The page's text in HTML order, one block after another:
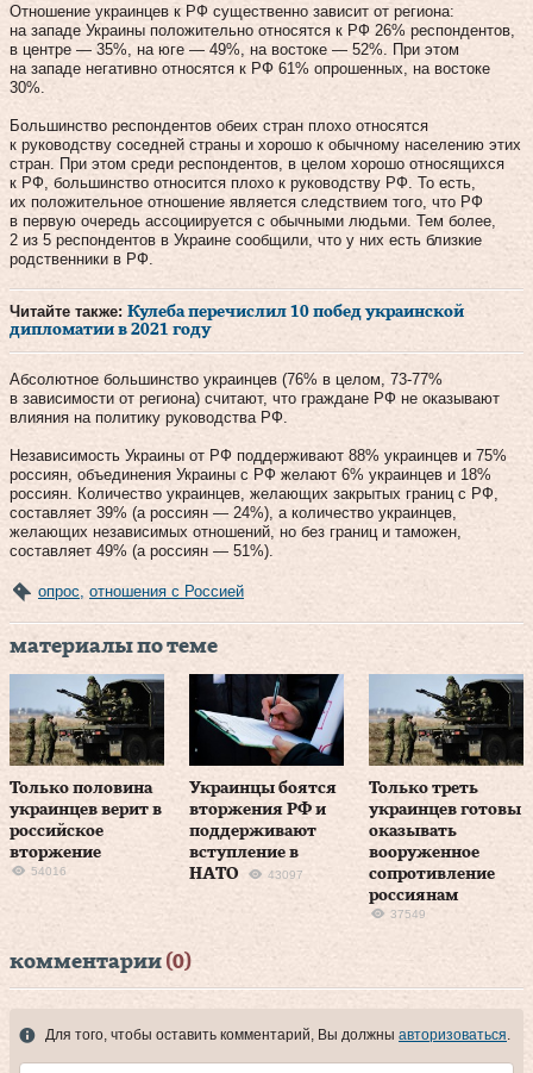
Отношение украинцев к РФ существенно зависит от региона:
на западе Украины положительно относятся к РФ 26% респондентов,
в центре — 35%, на юге — 49%, на востоке — 52%. При этом
на западе негативно относятся к РФ 61% опрошенных, на востоке
30%.
Большинство респондентов обеих стран плохо относятся
к руководству соседней страны и хорошо к обычному населению этих
стран. При этом среди респондентов, в целом хорошо относящихся
к РФ, большинство относится плохо к руководству РФ. То есть,
их положительное отношение является следствием того, что РФ
в первую очередь ассоциируется с обычными людьми. Тем более,
2 из 5 респондентов в Украине сообщили, что у них есть близкие
родственники в РФ.
Читайте также: Кулеба перечислил 10 побед украинской
дипломатии в 2021 году
Абсолютное большинство украинцев (76% в целом, 73-77%
в зависимости от региона) считают, что граждане РФ не оказывают
влияния на политику руководства РФ.
Независимость Украины от РФ поддерживают 88% украинцев и 75%
россиян, объединения Украины с РФ желают 6% украинцев и 18%
россиян. Количество украинцев, желающих закрытых границ с РФ,
составляет 39% (а россиян — 24%), а количество украинцев,
желающих независимых отношений, но без границ и таможен,
составляет 49% (а россиян — 51%).
опрос отношения с Россией
материалы по теме
Только половина
украинцев верит в
российское
вторжение
54016
Украинцы боятся
вторжения РФ и
поддерживают
вступление в
НАТО
43097
Только треть
украинцев готовы
оказывать
вооруженное
сопротивление
россиянам
37549
комментарии (0)
Для того, чтобы оставить комментарий, Вы должны авторизоваться.